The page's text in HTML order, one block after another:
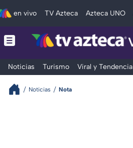
en vivo TV Azteca Azteca UNO
Noticias Turismo Viral y Tendencia
Noticias Nota